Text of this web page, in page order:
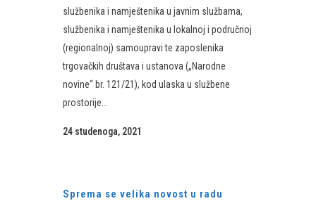
službenika i namještenika u javnim službama,
službenika i namještenika u lokalnoj i područnoj
(regionalnoj) samoupravi te zaposlenika
trgovačkih društava i ustanova („Narodne
novine“ br. 121/21), kod ulaska u službene
prostorije...
24 studenoga, 2021
Sprema se velika novost u radu